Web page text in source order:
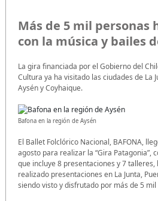
Más de 5 mil personas
con la música y bailes
La gira financiada por el Gobierno del
Cultura ya ha visitado las ciudades de La
Aysén y Coyhaique.
Bafona en la región de Aysén
El Ballet Folclórico Nacional, BAFONA,
agosto para realizar la “Gira Patagonia”,
que incluye 8 presentaciones y 7 talleres,
realizado presentaciones en La Junta,
siendo visto y disfrutado por más de 5